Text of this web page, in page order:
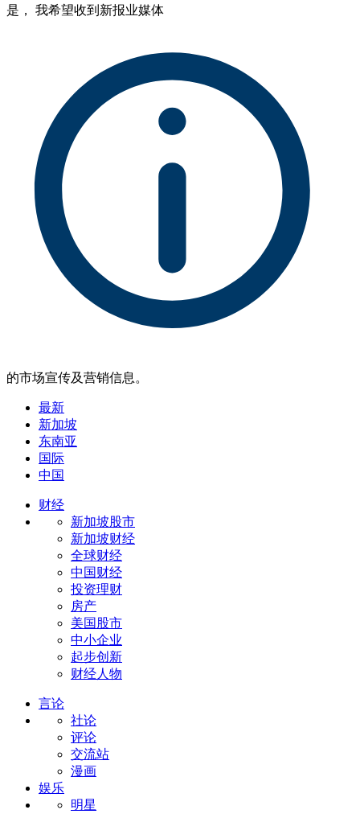
是， 我希望收到新报业媒体
的市场宣传及营销信息。
最新
新加坡
东南亚
国际
中国
财经
新加坡股市
新加坡财经
全球财经
中国财经
投资理财
房产
美国股市
中小企业
起步创新
财经人物
言论
社论
评论
交流站
漫画
娱乐
明星